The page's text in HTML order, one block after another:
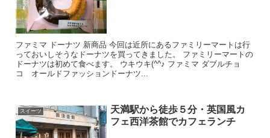
ファミマ ドーナツ 新商品 今回は近所にあるファミリーマートは行
っておいしそうなドーナツを買ってきました。 ファミリーマートの
ドーナツは初めて食べます。 ウキウキ(^^♪ ファミマ ダブルチョ
コ オールドファッションドーナツ...
スイーツ
天満駅から徒歩５分・英国風カ
フェ西洋茶館でカフェランチ